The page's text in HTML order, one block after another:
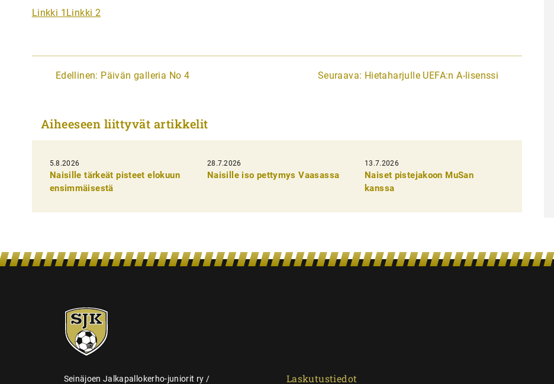
Linkki 1 Linkki 2
A
i
k
e
n
Edellinen: Päivän galleria No 4 Seuraava: Hietaharjulle UEFA:n A-lisenssi
Aiheeseen liittyvät artikkelit
5.8.2026
Naisille tärkeät pisteet elokuun
ensimmäisestä
28.7.2026
Naisille iso pettymys Vaasassa
13.7.2026
Naiset pistejakoon MuSan
kanssa
SJK-
juniorit
Seinäjoen Jalkapallokerho-juniorit ry /
Laskutustiedot